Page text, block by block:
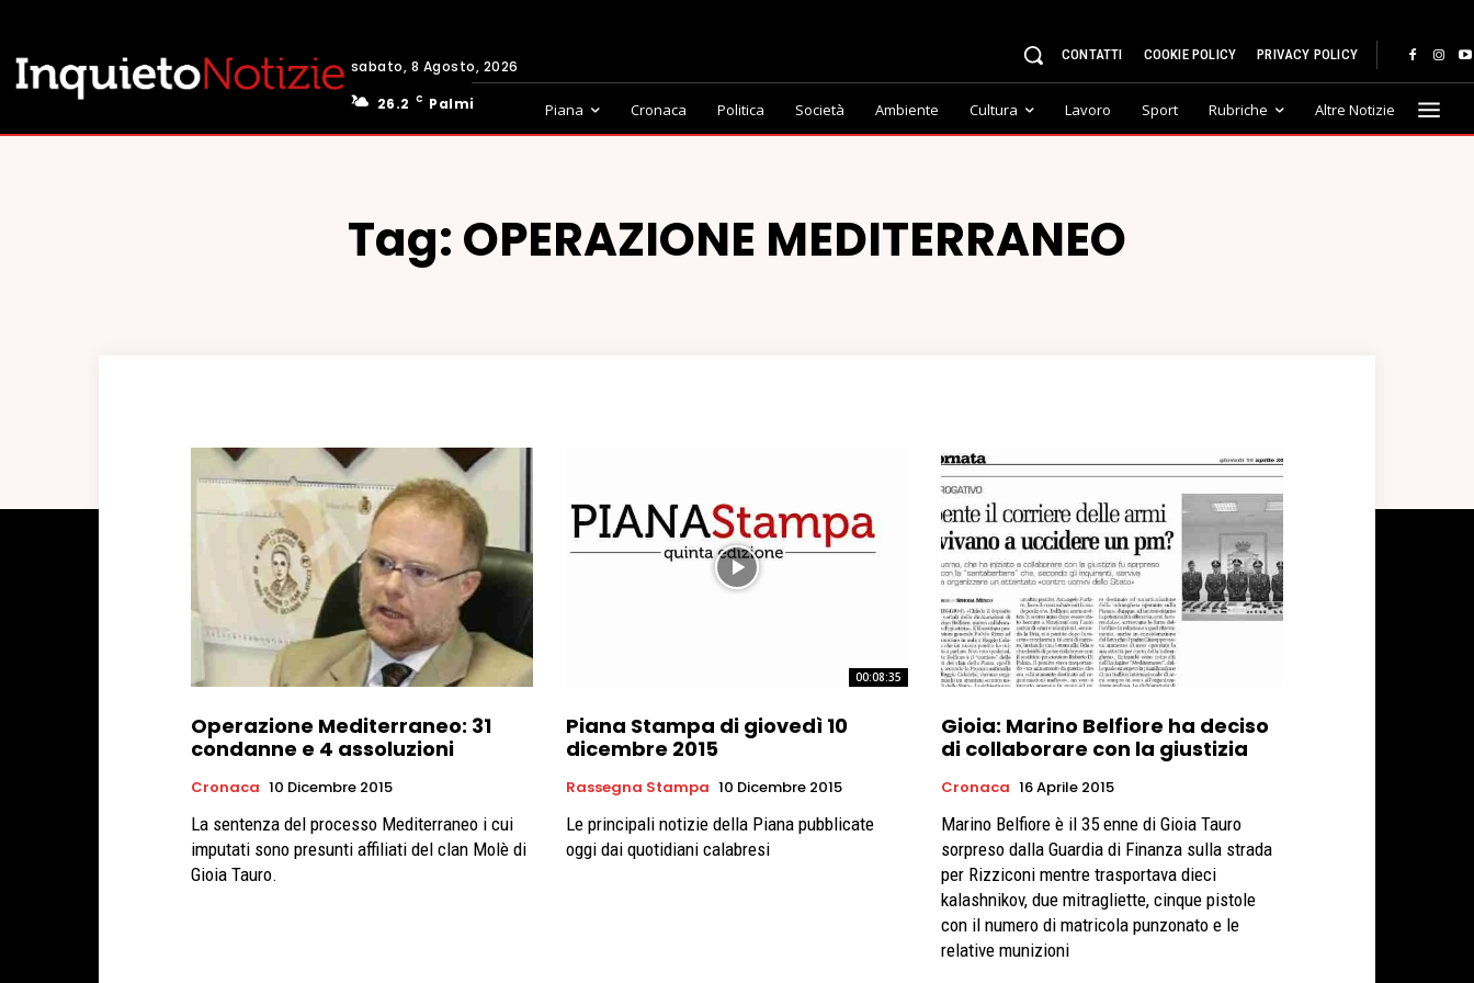
sabato, 8 Agosto, 2026
26.2
C Palmi
CONTATTI COOKIE POLICY PRIVACY POLICY
Piana Cronaca Politica Società Ambiente Cultura Lavoro Sport Rubriche Altre Notizie
Tag: OPERAZIONE MEDITERRANEO
Operazione Mediterraneo: 31
condanne e 4 assoluzioni
Cronaca 10 Dicembre 2015
La sentenza del processo Mediterraneo i cui
imputati sono presunti affiliati del clan Molè di
Gioia Tauro.
00:08:35
Piana Stampa di giovedì 10
dicembre 2015
Rassegna Stampa 10 Dicembre 2015
Le principali notizie della Piana pubblicate
oggi dai quotidiani calabresi
Gioia: Marino Belfiore ha deciso
di collaborare con la giustizia
Cronaca 16 Aprile 2015
Marino Belfiore è il 35 enne di Gioia Tauro
sorpreso dalla Guardia di Finanza sulla strada
per Rizziconi mentre trasportava dieci
kalashnikov, due mitragliette, cinque pistole
con il numero di matricola punzonato e le
relative munizioni